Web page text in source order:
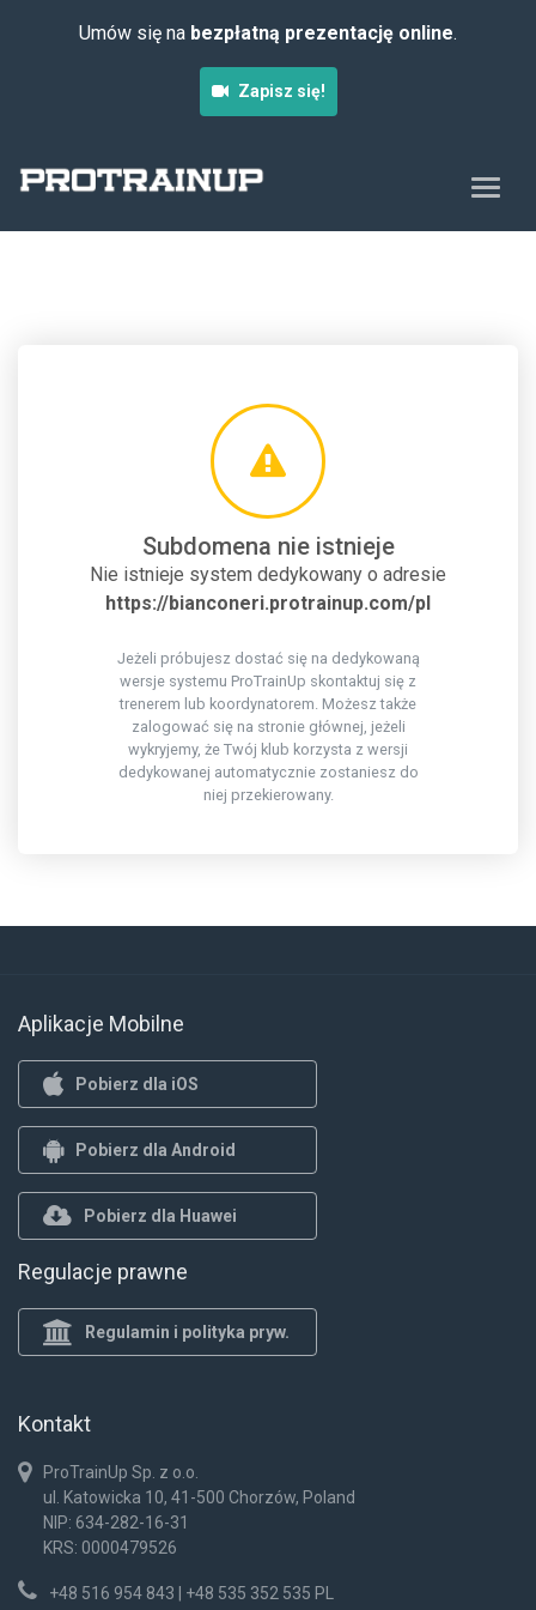
Umów się na bezpłatną prezentację online.
Zapisz się!
Subdomena nie istnieje
Nie istnieje system dedykowany o adresie
https://bianconeri.protrainup.com/pl
Jeżeli próbujesz dostać się na dedykowaną
wersje systemu ProTrainUp skontaktuj się z
trenerem lub koordynatorem. Możesz także
zalogować się na stronie głównej, jeżeli
wykryjemy, że Twój klub korzysta z wersji
dedykowanej automatycznie zostaniesz do
niej przekierowany.
Aplikacje Mobilne
Pobierz dla iOS
Pobierz dla Android
Pobierz dla Huawei
Regulacje prawne
Regulamin i polityka pryw.
Kontakt
ProTrainUp Sp. z o.o.
ul. Katowicka 10, 41-500 Chorzów, Poland
NIP: 634-282-16-31
KRS: 0000479526
+48 516 954 843 | +48 535 352 535 PL